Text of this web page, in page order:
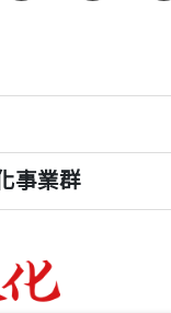
。而此時此地，
來這裡，讓這個
完美，我們很完
—— 第十
意料之外：我們
常生活正每況愈
安。人生高高低
此世，都沒有行
鍵，避開習慣模
時時刻刻選擇自
事業群